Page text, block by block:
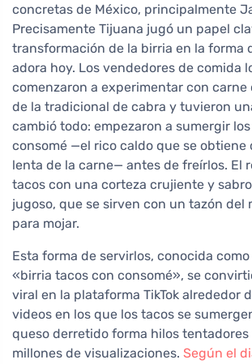
concretas de México, principalmente
Precisamente Tijuana jugó un papel
transformación de la birria en la forma
adora hoy. Los vendedores de comida
comenzaron a experimentar con carne
de la tradicional de cabra y tuvieron
cambió todo: empezaron a sumergir
consomé —el rico caldo que se obtiene
lenta de la carne— antes de freírlos. El
tacos con una corteza crujiente y
jugoso, que se sirven con un tazón del
para mojar.
Esta forma de servirlos, conocida
«birria tacos con consomé», se
viral en la plataforma TikTok alrededor
videos en los que los tacos se
queso derretido forma hilos
millones de visualizaciones. Según el